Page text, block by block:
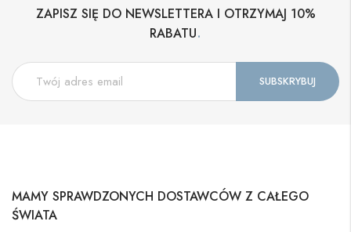
ZAPISZ SIĘ DO NEWSLETTERA I OTRZYMAJ 10%
RABATU.
MAMY SPRAWDZONYCH DOSTAWCÓW Z CAŁEGO
ŚWIATA